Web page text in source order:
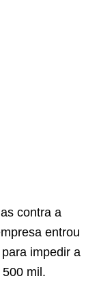
contra a
entrou
impedir a
mil.